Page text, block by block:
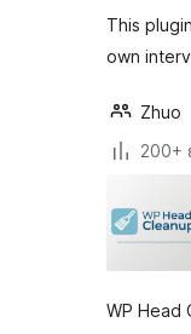
This
own
Zhuo
200+
WP Head